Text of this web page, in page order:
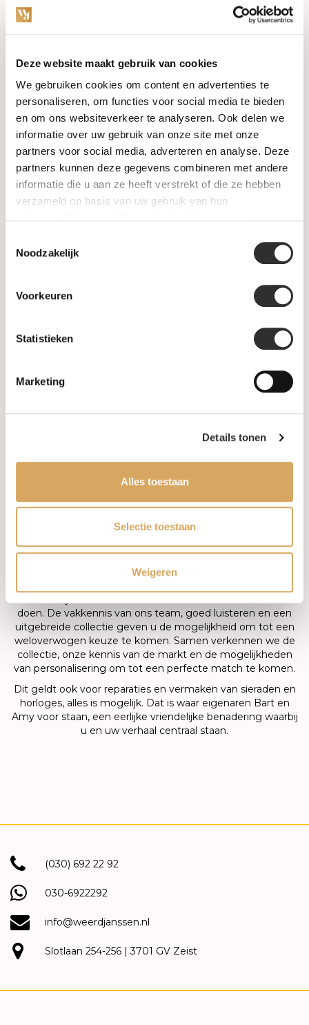
Deze website maakt gebruik van cookies
We gebruiken cookies om content en advertenties te
personaliseren, om functies voor social media te bieden
en om ons websiteverkeer te analyseren. Ook delen we
informatie over uw gebruik van onze site met onze
partners voor social media, adverteren en analyse. Deze
partners kunnen deze gegevens combineren met andere
informatie die u aan ze heeft verstrekt of die ze hebben
verzameld op basis van uw gebruik van hun
Noodzakelijk
Voorkeuren
Statistieken
Marketing
Details tonen
Alles toestaan
Selectie toestaan
Weigeren
Service
Hoewel u bij ons in de winkel misschien niet altijd
4 personen. Wij verzorgen wekelijks ca 200 nieuwe
aanvragen van klanten, met de nog in behandeling
zijnde aanvragen erbij werken wij wekelijks voor ca
400 klanten.
Al deze aanvragen behandelen wij met de grootste
zorg en aandacht. Dit betekent dat wij sommige
dingen niet direct voor u kunnen uitvoeren, maar wij
doen altijd ons best u zo snel mogelijk te bedienen.
Neem contact op
Advies
doen. De vakkennis van ons team, goed luisteren en een
uitgebreide collectie geven u de mogelijkheid om tot een
weloverwogen keuze te komen. Samen verkennen we de
collectie, onze kennis van de markt en de mogelijkheden
van personalisering om tot een perfecte match te komen.
Dit geldt ook voor reparaties en vermaken van sieraden en
horloges, alles is mogelijk. Dat is waar eigenaren Bart en
Amy voor staan, een eerlijke vriendelijke benadering waarbij
u en uw verhaal centraal staan.
(030) 692 22 92
030-6922292
info@weerdjanssen.nl
Slotlaan 254-256 | 3701 GV Zeist